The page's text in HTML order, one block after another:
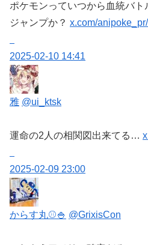
ポケモンっていつから血統バト
ジャンプか？ x.com/
2025-02-10 14:41
雅 @ui_ktsk
運命の2人の相関図出来てる…
2025-02-09 23:00
からす丸⚾🍚 @GrixisCon